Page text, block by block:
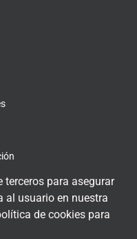
terceros para asegurar
al usuario en nuestra
de cookies para